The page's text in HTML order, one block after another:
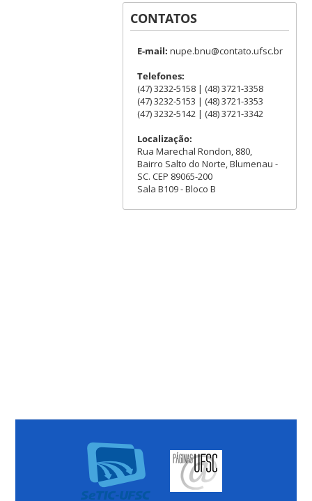
CONTATOS
E-mail: nupe.bnu@contato.ufsc.br
Telefones:
(47) 3232-5158 | (48) 3721-3358
(47) 3232-5153 | (48) 3721-3353
(47) 3232-5142 | (48) 3721-3342
Localização:
Rua Marechal Rondon, 880,
Bairro Salto do Norte, Blumenau -
SC. CEP 89065-200
Sala B109 - Bloco B